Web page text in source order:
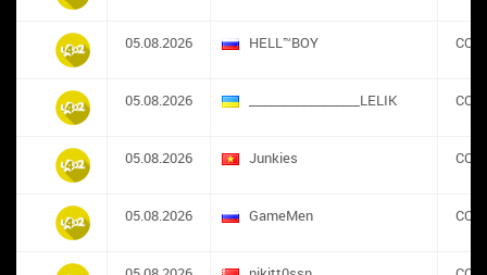
05.08.2026 HELL™BOY
05.08.2026 _________________LELIK
05.08.2026 Junkies
05.08.2026 GameMen